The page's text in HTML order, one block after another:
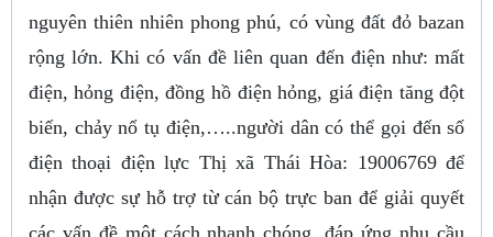
nguyên thiên nhiên phong phú, có vùng đất đỏ bazan
rộng lớn. Khi có vấn đề liên quan đến điện như: mất
điện, hỏng điện, đồng hồ điện hỏng, giá điện tăng đột
biến, chảy nổ tụ điện,…..người dân có thể gọi đến số
điện thoại điện lực Thị xã Thái Hòa: 19006769 để
nhận được sự hỗ trợ từ cán bộ trực ban để giải quyết